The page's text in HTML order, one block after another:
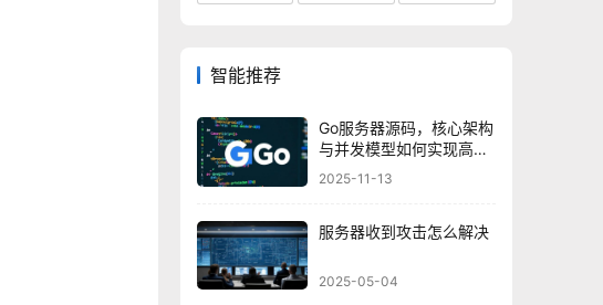
智能推荐
Go服务器源码，核心架构
与并发模型如何实现高效
处理？
2025-11-13
服务器收到攻击怎么解决
2025-05-04